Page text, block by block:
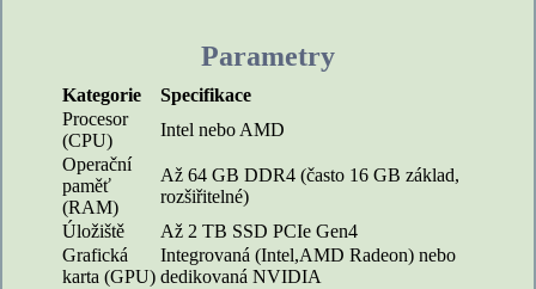
Parametry
Kategorie
Specifikace
Procesor
(CPU)
Intel nebo AMD
Operační
paměť
(RAM)
Až 64 GB DDR4 (často 16 GB základ,
rozšiřitelné)
Úložiště
Až 2 TB SSD PCIe Gen4
Grafická
karta (GPU)
Integrovaná (Intel,AMD Radeon) nebo
dedikovaná NVIDIA